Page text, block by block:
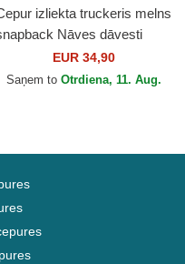
izliekta truckeris melns
Nāves dāvesti
Harry Potter no Capslab
EUR 34,90
Saņem to Otrdiena, 11. Aug.